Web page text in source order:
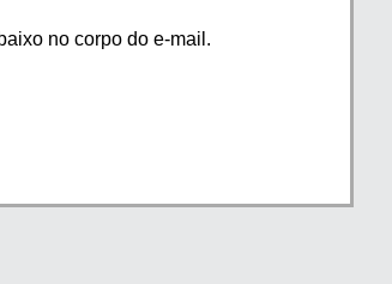
no corpo do e-mail.